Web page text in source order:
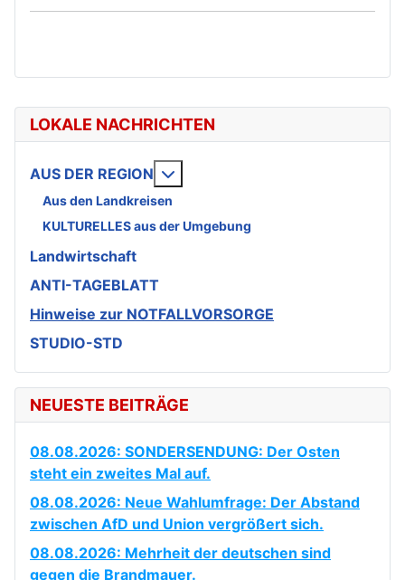
LOKALE NACHRICHTEN
AUS DER REGION
Aus den Landkreisen
KULTURELLES aus der Umgebung
Landwirtschaft
ANTI-TAGEBLATT
Hinweise zur NOTFALLVORSORGE
STUDIO-STD
NEUESTE BEITRÄGE
08.08.2026: SONDERSENDUNG: Der Osten
steht ein zweites Mal auf.
08.08.2026: Neue Wahlumfrage: Der Abstand
zwischen AfD und Union vergrößert sich.
08.08.2026: Mehrheit der deutschen sind
gegen die Brandmauer.